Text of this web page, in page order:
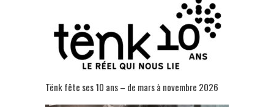
Tënk fête ses 10 ans – de mars à novembre 2026